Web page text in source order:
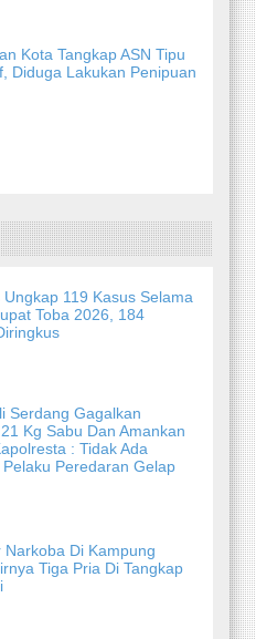
Kota Tangkap ASN Tipu
Diduga Lakukan Penipuan
119 Kasus Selama
Toba 2026, 184
Serdang Gagalkan
Kg Sabu Dan Amankan
: Tidak Ada
Peredaran Gelap
Narkoba Di Kampung
Tiga Pria Di Tangkap